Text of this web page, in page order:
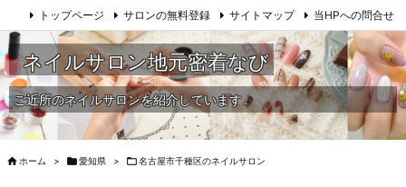
トップページ サロンの無料登録 サイトマップ 当HPへの問合せ
ネイルサロン地元密着なび
ご近所のネイルサロンを紹介しています
 ホーム > 愛知県 > 名古屋市千種区のネイルサロン